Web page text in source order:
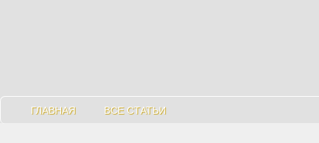
ГЛАВНАЯ ВСЕ СТАТЬИ